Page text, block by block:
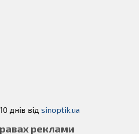
днів від sinoptik.ua
реклами